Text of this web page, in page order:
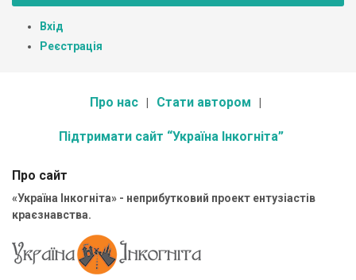
Вхід
Реєстрація
Про нас Стати автором
Підтримати сайт “Україна Інкогніта”
Про сайт
«Україна Інкогніта» - неприбутковий проект ентузіастів
краєзнавства.